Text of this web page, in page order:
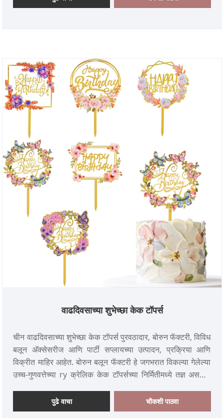
थीम असलेली पार्टी टेबलवेअरसह थीम असलेली पार्टी होस्ट करीत
सानुकूलित पेपर टेबलवेअर सेट देखील आपल्याला बर्‍याच वेळा
निवडण्याची परवानगी देते आणि आपल्याला खूप वेळ आणि प्रयत्नांची
निवड करण्याची परवानगी देते आणि प्रयत्न करणे, आणि खूप वेळ आणि
प्रयत्न करणे, आणि आपण खूप वेळ वाचवितो आणि प्रयत्न केला आहे.
वाढदिवसाच्या शुभेच्छा केक टॉपर्स
चीन वाढदिवसाच्या शुभेच्छा केक टॉपर्स पुरवठादार, बोरुन फॅक्टरी, विविध
बलून अ‍ॅक्सेसरीज आणि पार्टी सप्लायच्या उत्पादन, प्रक्रिया आणि
विक्रीत माहिर आहेत. बोरुन बलून फॅक्टरी हे जगभरात विकल्या गेलेल्या
उच्च-गुणवत्तेच्या ry क्रेलिक केक टॉपर्सच्या निर्मितीमध्ये तज्ञ असलेले
वाढदिवसाच्या शुभेच्छा केक टॉपर्स सध्या विक्रीवर आहेत. एक उच्च-अंत
ब्रँड म्हणून, निन आपल्या गरजा भागविलेल्या, विविध आवश्यकता पूर्ण
पुढे वाचा चौकशी पाठवा